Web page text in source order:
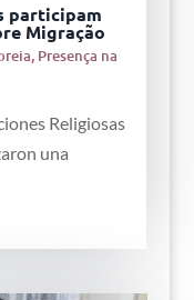
participam
Migração
, Presença na
Religiosas
una